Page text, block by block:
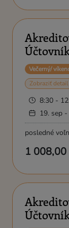
Večerný/
Zobraziť
8:30 -
19. sep
posledné
1 008,00